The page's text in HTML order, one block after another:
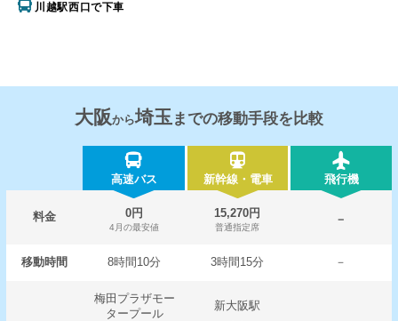
川越駅西口で下車
大阪から埼玉 までの移動手段を比較
高速バス 新幹線・電車 飛行機
料金 0円
4月の最安値
15,270円
普通指定席
－
移動時間 8時間10分 3時間15分 －
梅田プラザモー
タープール
新大阪駅